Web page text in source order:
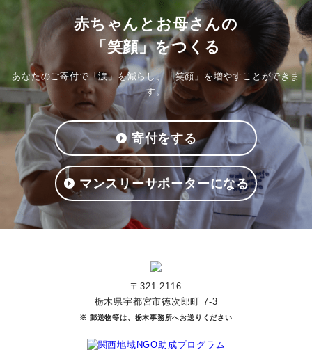
赤ちゃんとお母さんの
「笑顔」をつくる
あなたのご寄付で「涙」を減らし、「笑顔」を増やすことができま
す。
寄付をする
マンスリーサポーターになる
〒321-2116
栃木県宇都宮市徳次郎町 7-3
※ 郵送物等は、栃木事務所へお送りください